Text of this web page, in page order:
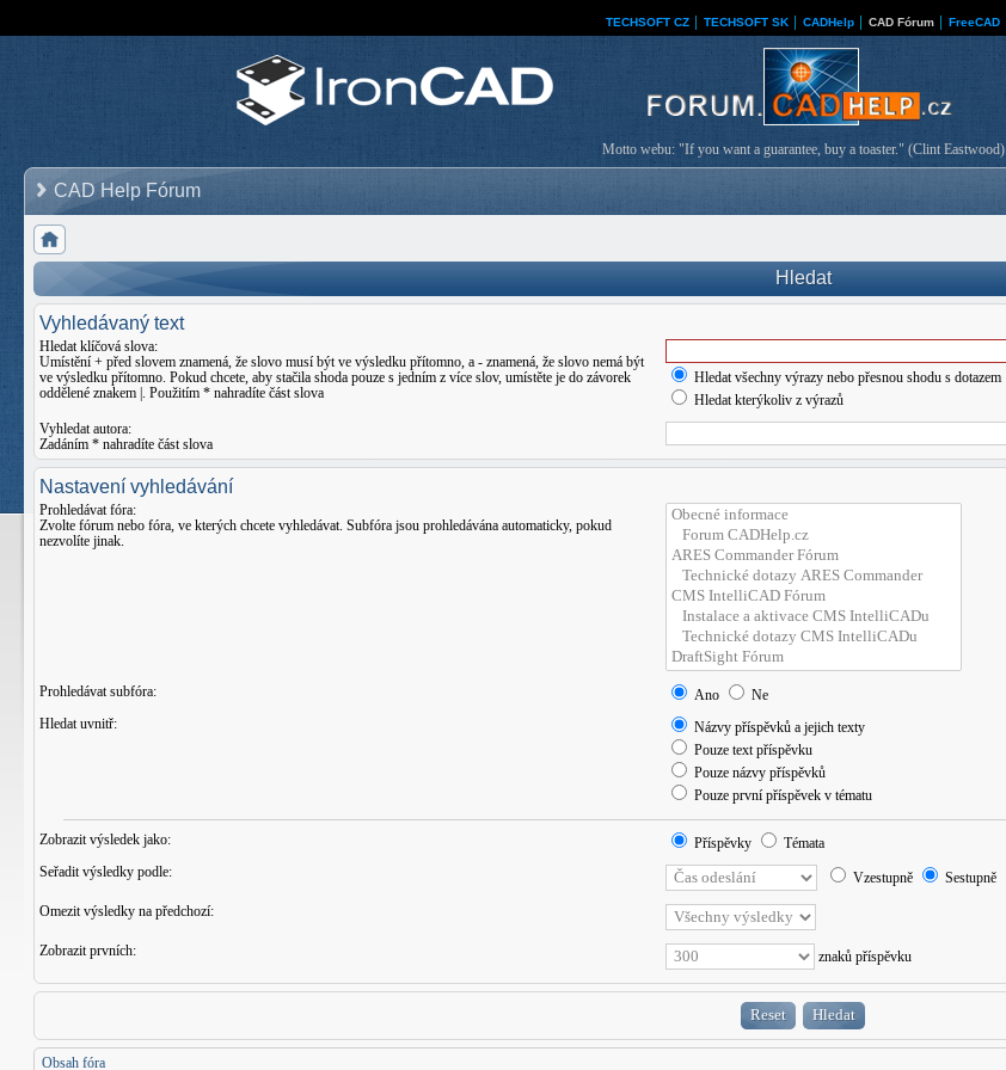
TECHSOFT CZ TECHSOFT SK CADHelp CAD Fórum FreeCAD
Motto webu: "If you want a guarantee, buy a toaster." (Clint Eastwood)
CAD Help Fórum
Hledat
Vyhledávaný text
Hledat klíčová slova:
Umístění + před slovem znamená, že slovo musí být ve výsledku přítomno, a - znamená, že slovo nemá být
ve výsledku přítomno. Pokud chcete, aby stačila shoda pouze s jedním z více slov, umístěte je do závorek
oddělené znakem . Použitím * nahradíte část slova
Hledat všechny výrazy nebo přesnou shodu s dotazem
Hledat kterýkoliv z výrazů
Vyhledat autora:
Zadáním * nahradíte část slova
Nastavení vyhledávání
Prohledávat fóra:
Zvolte fórum nebo fóra, ve kterých chcete vyhledávat. Subfóra jsou prohledávána automaticky, pokud
nezvolíte jinak.
Prohledávat subfóra: Ano
Ne
Hledat uvnitř:
Názvy příspěvků a jejich texty
Pouze text příspěvku
Pouze názvy příspěvků
Pouze první příspěvek v tématu
Zobrazit výsledek jako: Příspěvky
Témata
Seřadit výsledky podle:
Vzestupně
Sestupně
Omezit výsledky na předchozí:
Zobrazit prvních: znaků příspěvku
Obsah fóra